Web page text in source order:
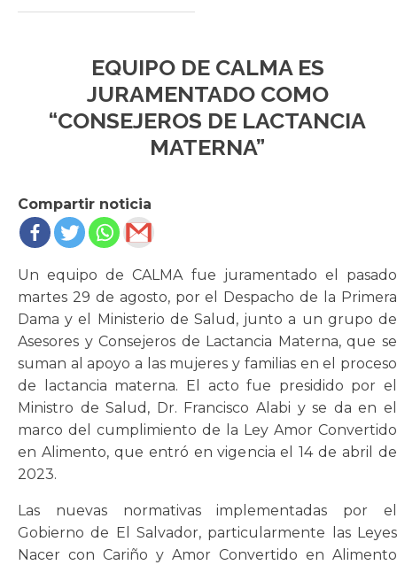
EQUIPO DE CALMA ES
JURAMENTADO COMO
“CONSEJEROS DE LACTANCIA
MATERNA”
Compartir noticia
Un equipo de CALMA fue juramentado el pasado
martes 29 de agosto, por el Despacho de la Primera
Dama y el Ministerio de Salud, junto a un grupo de
Asesores y Consejeros de Lactancia Materna, que se
suman al apoyo a las mujeres y familias en el proceso
de lactancia materna. El acto fue presidido por el
Ministro de Salud, Dr. Francisco Alabi y se da en el
marco del cumplimiento de la Ley Amor Convertido
en Alimento, que entró en vigencia el 14 de abril de
2023.
Las nuevas normativas implementadas por el
Gobierno de El Salvador, particularmente las Leyes
Nacer con Cariño y Amor Convertido en Alimento